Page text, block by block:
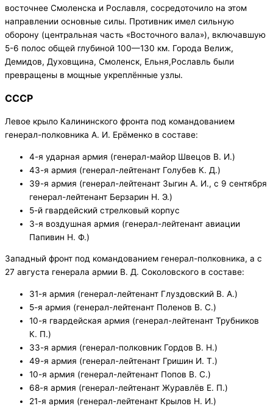
восточнее Смоленска и Рославля, сосредоточило на этом
направлении основные силы. Противник имел сильную
оборону (центральная часть «Восточного вала»), включавшую
5-6 полос общей глубиной 100—130 км. Города Велиж,
Демидов, Духовщина, Смоленск, Ельня,Рославль были
превращены в мощные укреплённые узлы.
СССР
Левое крыло Калининского фронта под командованием
генерал-полковника А. И. Ерёменко в составе:
4-я ударная армия (генерал-майор Швецов В. И.)
43-я армия (генерал-лейтенант Голубев К. Д.)
39-я армия (генерал-лейтенант Зыгин А. И., с 9 сентября
генерал-лейтенант Берзарин Н. Э.)
5-й гвардейский стрелковый корпус
3-я воздушная армия (генерал-лейтенант авиации
Папивин Н. Ф.)
Западный фронт под командованием генерал-полковника, а с
27 августа генерала армии В. Д. Соколовского в составе:
31-я армия (генерал-лейтенант Глуздовский В. А.)
5-я армия (генерал-лейтенант Поленов В. С.)
10-я гвардейская армия (генерал-лейтенант Трубников
К. П.)
33-я армия (генерал-полковник Гордов В. Н.)
49-я армия (генерал-лейтенант Гришин И. Т.)
10-я армия (генерал-лейтенант Попов В. С.)
68-я армия (генерал-лейтенант Журавлёв Е. П.)
21-я армия (генерал-лейтенант Крылов Н. И.)